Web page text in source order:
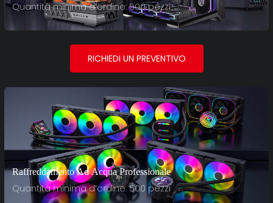
Quantità minima d'ordine: 500 pezzi
RICHIEDI UN PREVENTIVO
Raffreddamento Ad Acqua Professionale
Quantità minima d'ordine: 500 pezzi